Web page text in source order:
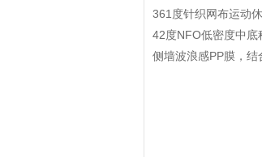
361度针织网布运动
42度NFO低密度中底
侧墙波浪感PP膜，结